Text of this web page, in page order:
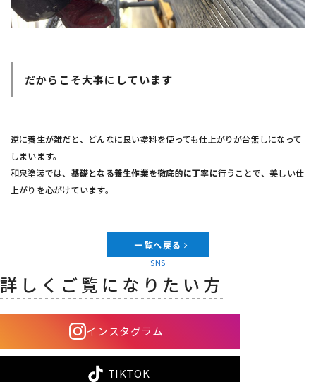
だからこそ大事にしています
逆に養生が雑だと、どんなに良い塗料を使っても仕上がりが台無しになって
しまいます。
和泉塗装では、 基礎となる養生作業を徹底的に丁寧に行うことで、美しい仕
上がりを心がけています。
一覧へ戻る
SNS
詳しくご覧になりたい方
インスタグラム
TIKTOK